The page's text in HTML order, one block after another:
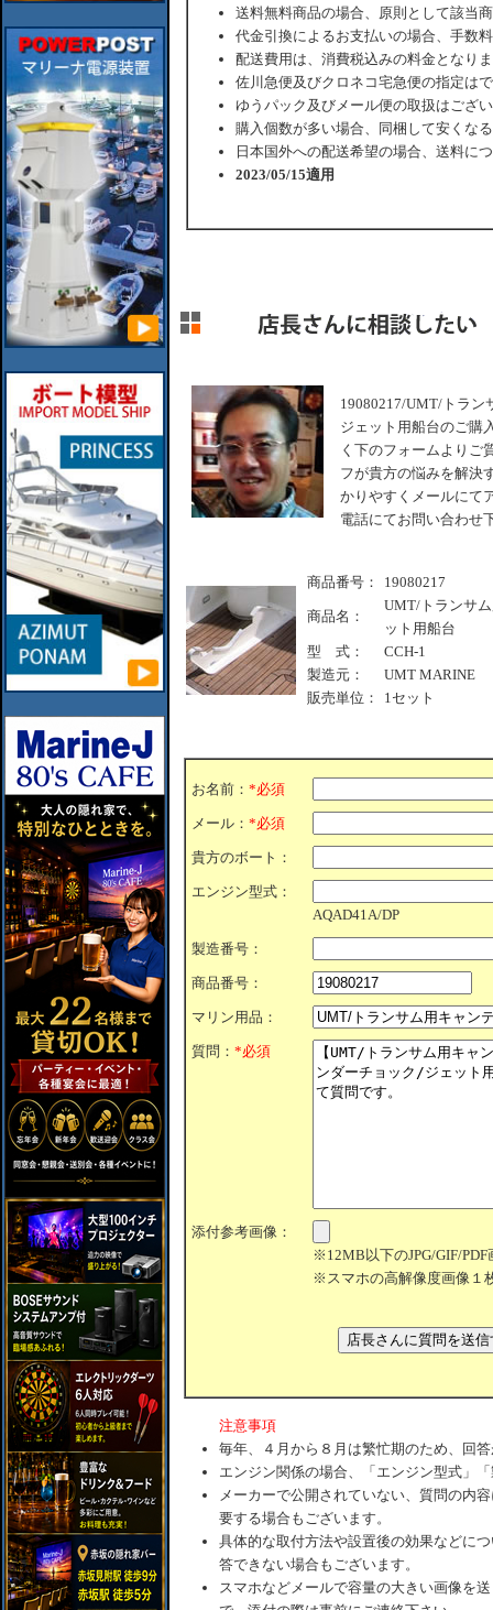
送料無料商品の場合、原則として該当
代金引換によるお支払いの場合、手数
配送費用は、消費税込みの料金となり
佐川急便及びクロネコ宅急便の指定は
ゆうパック及びメール便の取扱はござ
購入個数が多い場合、同梱して安くな
日本国外への配送希望の場合、送料に
2023/05/15適用
19080217/UMT/トラン
ジェット用船台のご購
く下のフォームよりご
フが貴方の悩みを解決
かりやすくメールにて
電話にてお問い合わせ
商品番号： 19080217
商品名：
UMT/トランサ
ット用船台
型 式：
CCH-1
製造元：
UMT MARINE
販売単位：
1セット
お名前： *必須
メール： *必須
貴方のボート：
エンジン型式：
AQAD41A/DP
製造番号：
商品番号：
マリン用品：
質問： *必須
添付参考画像：
※12MB以下のJPG/GIF/
※スマホの高解像度画像１
注意事項
毎年、４月から８月は繁忙期のため、回
エンジン関係の場合、「エンジン型式」
メーカーで公開されていない、質問の内
要する場合もございます。
具体的な取付方法や設置後の効果などに
答できない場合もございます。
スマホなどメールで容量の大きい画像を